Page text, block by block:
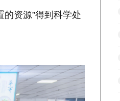
资源”得到科学处